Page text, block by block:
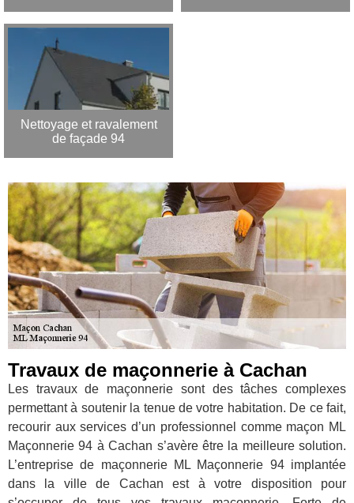
Nettoyage et ravalement
de façade 94
Travaux de maçonnerie à Cachan
Les travaux de maçonnerie sont des tâches complexes
permettant à soutenir la tenue de votre habitation. De ce fait,
recourir aux services d’un professionnel comme maçon ML
Maçonnerie 94 à Cachan s’avère être la meilleure solution.
L’entreprise de maçonnerie ML Maçonnerie 94 implantée
dans la ville de Cachan est à votre disposition pour